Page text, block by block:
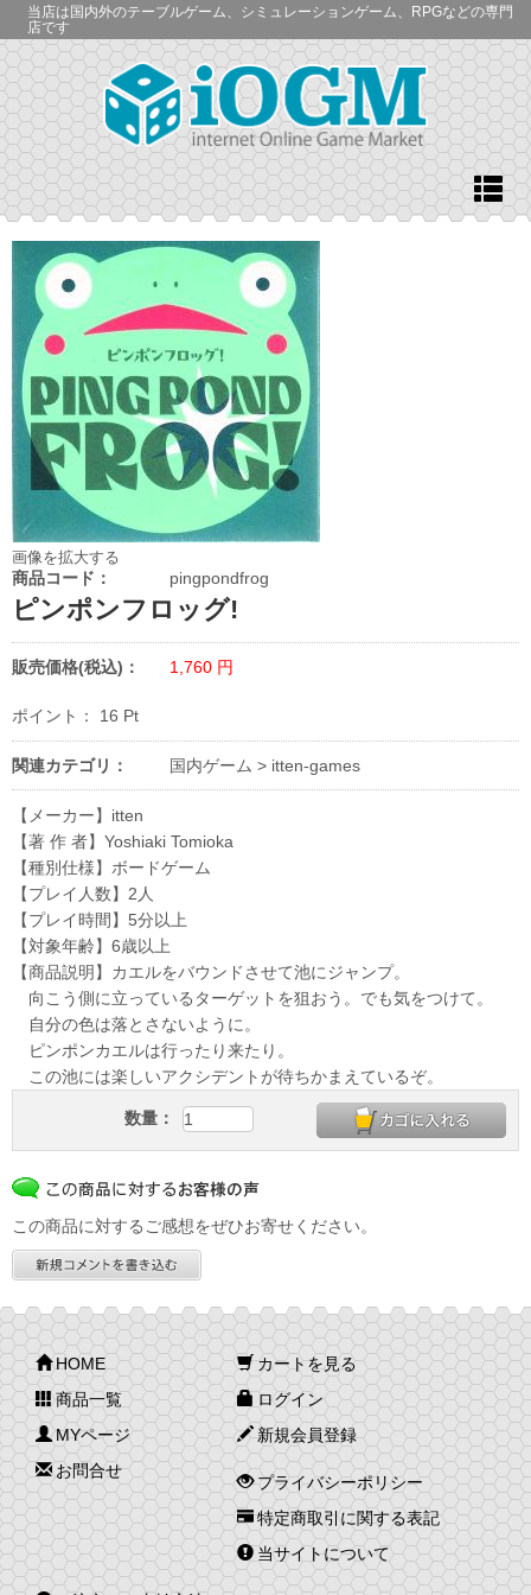
当店は国内外のテーブルゲーム、シミュレーションゲーム、RPGなどの専門
店です
画像を拡大する
商品コード： pingpondfrog
ピンポンフロッグ!
販売価格(税込)： 1,760 円
ポイント： 16 Pt
関連カテゴリ： 国内ゲーム > itten-games
【メーカー】itten
【著 作 者】Yoshiaki Tomioka
【種別仕様】ボードゲーム
【プレイ人数】2人
【プレイ時間】5分以上
【対象年齢】6歳以上
【商品説明】カエルをバウンドさせて池にジャンプ。
向こう側に立っているターゲットを狙おう。でも気をつけて。
自分の色は落とさないように。
ピンポンカエルは行ったり来たり。
この池には楽しいアクシデントが待ちかまえているぞ。
数量：
この商品に対するご感想をぜひお寄せください。
HOME
商品一覧
MYページ
お問合せ
カートを見る
ログイン
新規会員登録
プライバシーポリシー
特定商取引に関する表記
当サイトについて